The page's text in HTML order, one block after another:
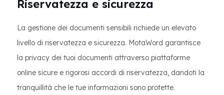
Riservatezza e sicurezza
La gestione dei documenti sensibili richiede un elevato
livello di riservatezza e sicurezza. MotaWord garantisce
la privacy dei tuoi documenti attraverso piattaforme
online sicure e rigorosi accordi di riservatezza, dandoti la
tranquillità che le tue informazioni sono protette.